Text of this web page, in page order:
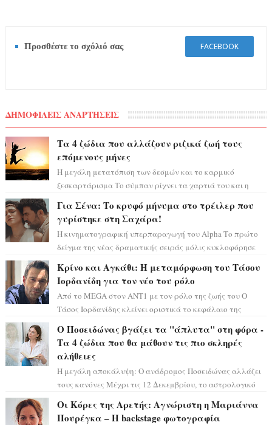
Προσθέστε το σχόλιό σας FACEBOOK
ΔΗΜΟΦΙΛΕΙΣ ΑΝΑΡΤΗΣΕΙΣ
Τα 4 ζώδια που αλλάζουν ριζικά ζωή τους
επόμενους μήνες
Η μεγάλη μετατόπιση των δεσμών και το καρμικό
ξεσκαρτάρισμα Το σύμπαν ρίχνει τα χαρτιά του και η
Για Σένα: Το κρυφό μήνυμα στο τρέιλερ που
γυρίστηκε στη Σαχάρα!
Η κινηματογραφική υπερπαραγωγή του Alpha Το πρώτο
δείγμα της νέας δραματικής σειράς μόλις κυκλοφόρησε
Κρίνο και Αγκάθι: Η μεταμόρφωση του Τάσου
Ιορδανίδη για τον νέο του ρόλο
Από το MEGA στον ΑΝΤ1 με τον ρόλο της ζωής του Ο
Τάσος Ιορδανίδης κλείνει οριστικά το κεφάλαιο της
Ο Ποσειδώνας βγάζει τα "άπλυτα" στη φόρα -
Τα 4 ζώδια που θα μάθουν τις πιο σκληρές
αλήθειες
Η μεγάλη αποκάλυψη: Ο ανάδρομος Ποσειδώνας αλλάζει
τους κανόνες Μέχρι τις 12 Δεκεμβρίου, το αστρολογικό
Οι Κόρες της Αρετής: Αγνώριστη η Μαριάννα
Πουρέγκα – H backstage φωτογραφία